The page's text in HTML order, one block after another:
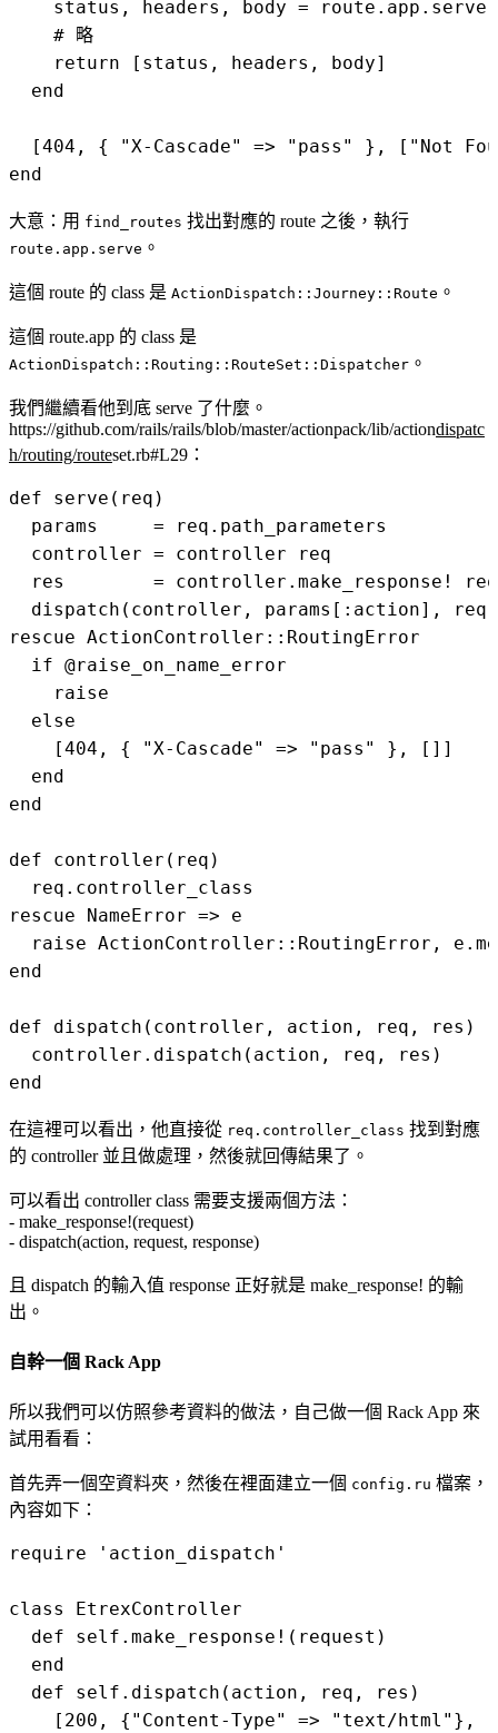
status, headers, body =
    # 略
    return [status, headers, body]
  end
[404, { "X-Cascade" => "pass" }, ["Not
大意：用 find_routes 找出對應的 route 之後，執行
route.app.serve 。
這個 route 的 class 是 ActionDispatch::Journey::Route 。
這個 route.app 的 class 是
ActionDispatch::Routing::RouteSet::Dispatcher 。
我們繼續看他到底 serve 了什麼。
https://github.com/rails/rails/blob/master/actionpack/lib/actiondispatc
h/routing/routeset.rb#L29 ：
def serve(req)
  params     = req.path_parameters
  controller = controller req
  res        = controller.make_response! req
dispatch(controller, params[:action],
rescue ActionController::RoutingError
  if @raise_on_name_error
    raise
  else
    [404, { "X-Cascade" => "pass" }, []]
  end
end
def controller(req)
  req.controller_class
rescue NameError => e
raise ActionController::RoutingError,
end
def dispatch(controller, action, req, res)
  controller.dispatch(action, req, res)
在這裡可以看出，他直接從 req.controller_class 找到對應
的 controller 並且做處理，然後就回傳結果了。
可以看出 controller class 需要支援兩個方法：
- make_response!(request)
- dispatch(action, request, response)
且 dispatch 的輸入值 response 正好就是 make_response! 的輸
出。
自幹一個 Rack App
所以我們可以仿照參考資料的做法，自己做一個 Rack App 來
試用看看：
首先弄一個空資料夾，然後在裡面建立一個 config.ru 檔案，
內容如下：
require 'action_dispatch'
class EtrexController
  def self.make_response!(request)
  end
  def self.dispatch(action, req, res)
[200, {"Content-Type" => "text/html"},